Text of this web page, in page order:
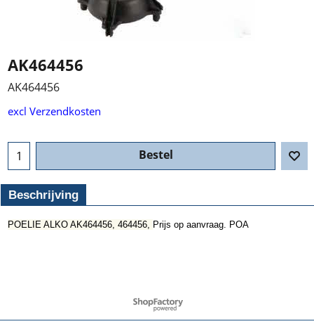
AK464456
AK464456
excl Verzendkosten
Bestel
Beschrijving
POELIE ALKO AK464456, 464456, Prijs op aanvraag. POA
Webwinkel gemaakt met ShopFactory webwinkel software.